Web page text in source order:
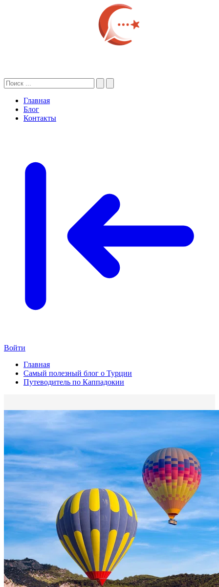
Главная
Блог
Контакты
Войти
Главная
Самый полезный блог о Турции
Путеводитель по Каппадокии